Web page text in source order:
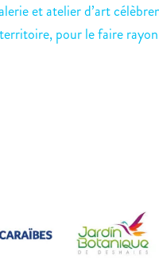
et atelier d’art
pour le faire